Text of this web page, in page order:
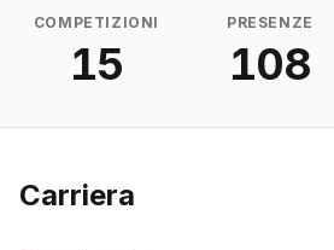
COMPETIZIONI
15
PRESENZE
108
Carriera